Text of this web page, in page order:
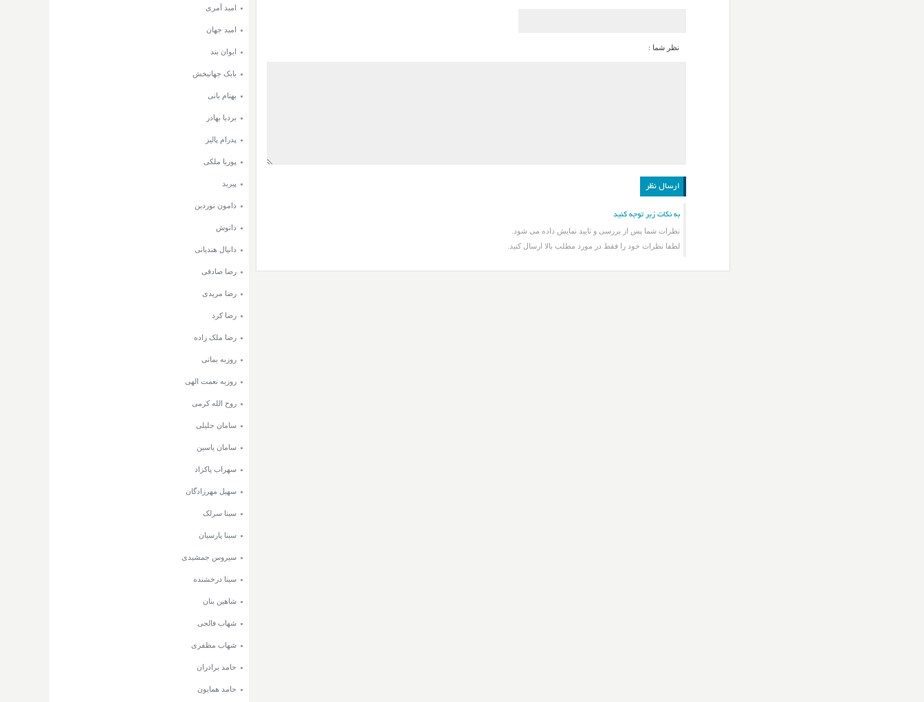
نظر شما :
به نکات زیر توجه کنید
نظرات شما پس از بررسی و تایید نمایش داده می شود.
لطفا نظرات خود را فقط در مورد مطلب بالا ارسال کنید.
امید آمری
امید جهان
ایوان بند
بابک جهانبخش
بهنام بانی
بردیا بهادر
پدرام پالیز
پوریا ملکی
پیربد
دامون نوردین
دانوش
دانیال هندیانی
رضا صادقی
رضا مریدی
رضا کرد
رضا ملک زاده
روزبه بمانی
روزبه نعمت الهی
روح الله کرمی
سامان جلیلی
سامان یاسین
سهراب پاکزاد
سهیل مهرزادگان
سینا سرلک
سینا پارسیان
سیروس جمشیدی
سینا درخشنده
شاهین بنان
شهاب فالجی
شهاب مظفری
حامد برادران
حامد همایون